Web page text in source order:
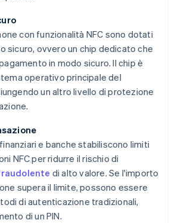
con funzionalità NFC sono dotati
sicuro, ovvero un chip dedicato che
in modo sicuro. Il chip è
operativo principale del
un altro livello di protezione
e banche stabiliscono limiti
NFC per ridurre il rischio di
di alto valore. Se l'importo
supera il limite, possono essere
di autenticazione tradizionali,
di un PIN.